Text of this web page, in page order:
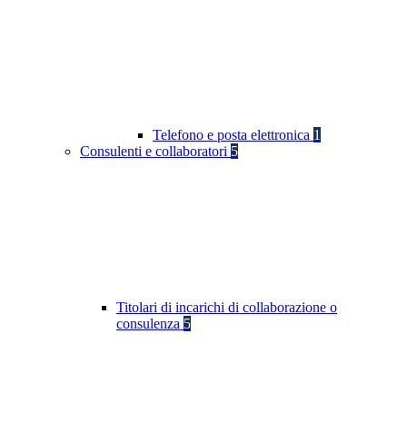
Telefono e posta elettronica 1
Consulenti e collaboratori 5
Titolari di incarichi di collaborazione o
consulenza 5